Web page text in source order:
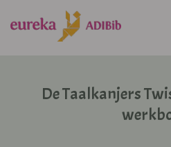
De Taalkanjers